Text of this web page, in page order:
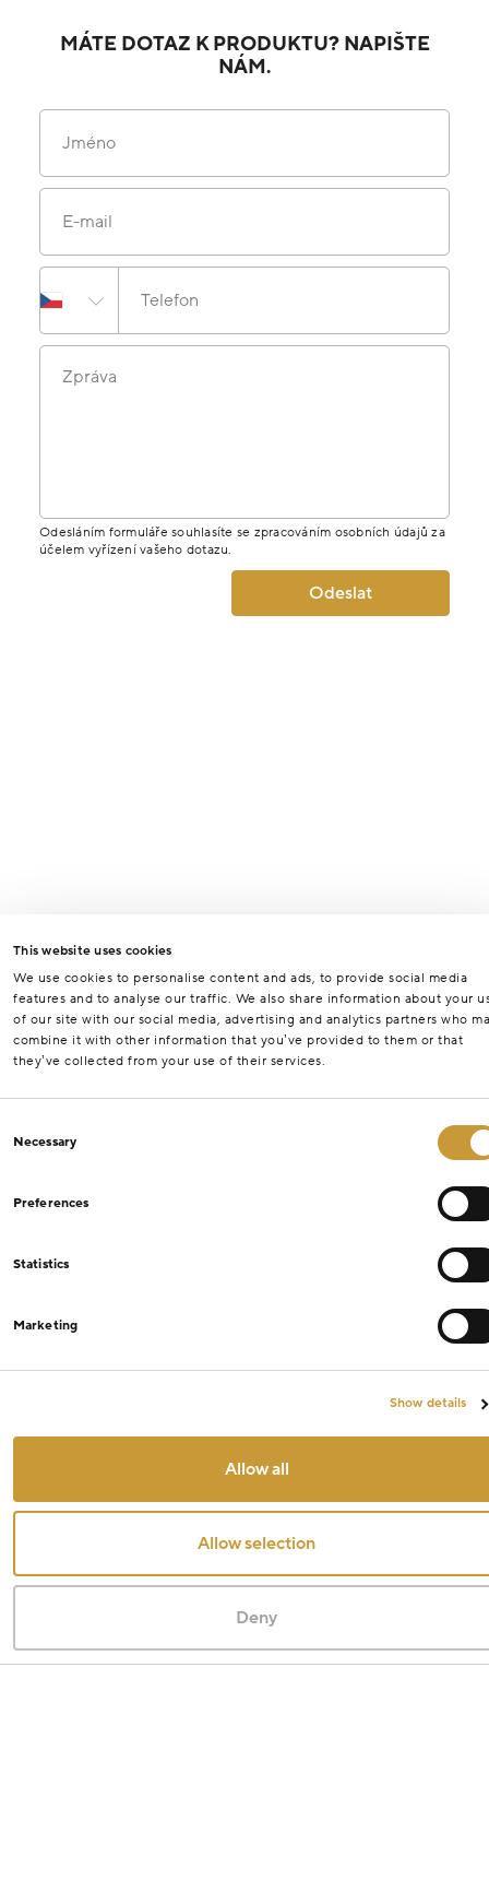
This website uses cookies
We use cookies to personalise content and ads, to provide social media
features and to analyse our traffic. We also share information about your
of our site with our social media, advertising and analytics partners who
combine it with other information that you’ve provided to them or that
they’ve collected from your use of their services.
Selection
Necessary
Preferences
Statistics
Marketing
Show details
Allow all
Allow selection
Deny
MÁTE DOTAZ K PRODUKTU? NAPIŠTE
NÁM.
Jméno
E-mail
Telefon
Zpráva
Odesláním formuláře souhlasíte se zpracováním osobních údajů za
účelem vyřízení vašeho dotazu.
Odeslat